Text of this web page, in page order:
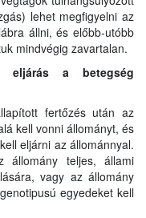
lehet megfigyelni az
állni, és előbb-utóbb
mindvégig zavartalan.
eljárás a betegség
fertőzés után az
kell vonni állományt, és
eljárni az állománnyal.
állomány teljes, állami
vagy az állomány
egyedeket kell